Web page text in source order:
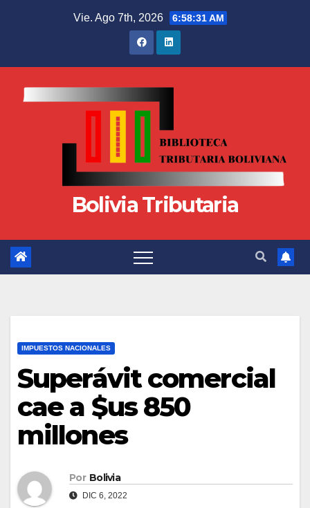
Vie. Ago 7th, 2026 6:58:31 AM
Bolivia Tributaria
IMPUESTOS NACIONALES
Superávit comercial
cae a $us 850
millones
Por Bolivia
DIC 6, 2022